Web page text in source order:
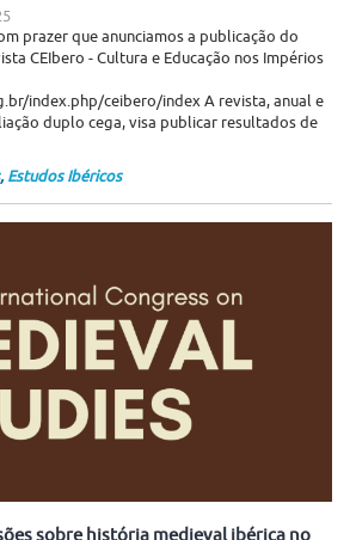
prazer que anunciamos a publicação do
CEIbero - Cultura e Educação nos Impérios
index.php/ceibero/index A revista, anual e
duplo cega, visa publicar resultados de
, Estudos Ibéricos
sobre história medieval ibérica no